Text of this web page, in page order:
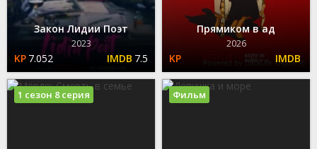
Закон Лидии Поэт
2023
7.052 7.5
Прямиком в ад
2026
1 сезон 8 серия Фильм